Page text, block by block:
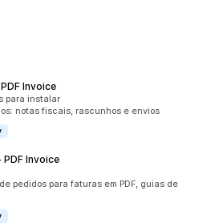
Invoice
todo
para instalar
notas fiscais, rascunhos e envios
PDF Invoice
pedidos para faturas em PDF, guias de